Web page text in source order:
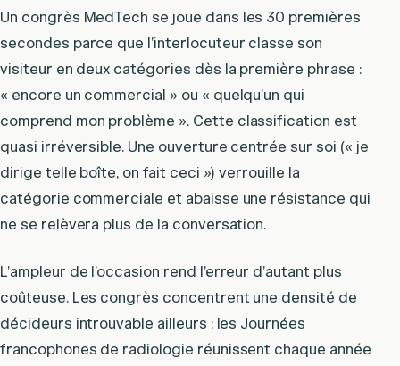
Un congrès MedTech se joue dans les 30 premières
secondes parce que l’interlocuteur classe son
visiteur en deux catégories dès la première phrase :
« encore un commercial » ou « quelqu’un qui
comprend mon problème ». Cette classification est
quasi irréversible. Une ouverture centrée sur soi (« je
dirige telle boîte, on fait ceci ») verrouille la
catégorie commerciale et abaisse une résistance qui
ne se relèvera plus de la conversation.
L’ampleur de l’occasion rend l’erreur d’autant plus
coûteuse. Les congrès concentrent une densité de
décideurs introuvable ailleurs : les Journées
francophones de radiologie réunissent chaque année